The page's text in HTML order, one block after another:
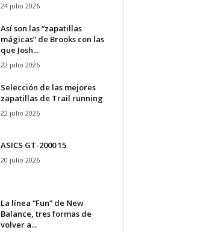
24 julio 2026
Así son las “zapatillas
mágicas” de Brooks con las
que Josh...
22 julio 2026
Selección de las mejores
zapatillas de Trail running
22 julio 2026
ASICS GT-2000 15
20 julio 2026
La línea “Fun” de New
Balance, tres formas de
volver a...